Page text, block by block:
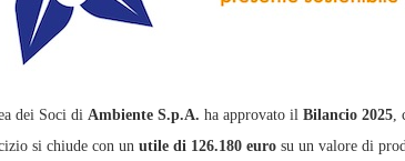
dei Soci di Ambiente S.p.A. ha approvato il Bilancio 2025,
si chiude con un utile di 126.180 euro su un valore di